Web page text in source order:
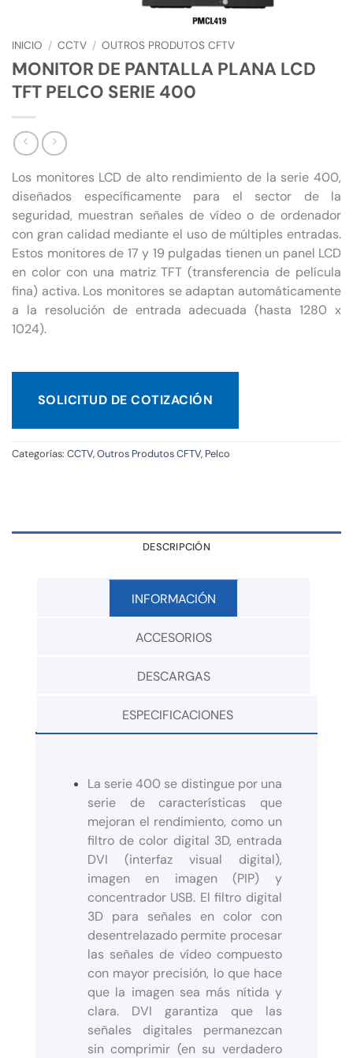
INICIO / CCTV / OUTROS PRODUTOS CFTV
MONITOR DE PANTALLA PLANA LCD
TFT PELCO SERIE 400
Los monitores LCD de alto rendimiento de la serie 400,
diseñados específicamente para el sector de la
seguridad, muestran señales de vídeo o de ordenador
con gran calidad mediante el uso de múltiples entradas.
Estos monitores de 17 y 19 pulgadas tienen un panel LCD
en color con una matriz TFT (transferencia de película
fina) activa. Los monitores se adaptan automáticamente
a la resolución de entrada adecuada (hasta 1280 x
1024).
SOLICITUD DE COTIZACIÓN
Categorías: CCTV,Outros Produtos CFTV, Pelco
DESCRIPCIÓN
INFORMACIÓN
ACCESORIOS
DESCARGAS
ESPECIFICACIONES
La serie 400 se distingue por una
serie de características que
mejoran el rendimiento, como un
filtro de color digital 3D, entrada
DVI (interfaz visual digital),
imagen en imagen (PIP) y
concentrador USB. El filtro digital
3D para señales en color con
desentrelazado permite procesar
las señales de vídeo compuesto
con mayor precisión, lo que hace
que la imagen sea más nítida y
clara. DVI garantiza que las
señales digitales permanezcan
sin comprimir (en su verdadero